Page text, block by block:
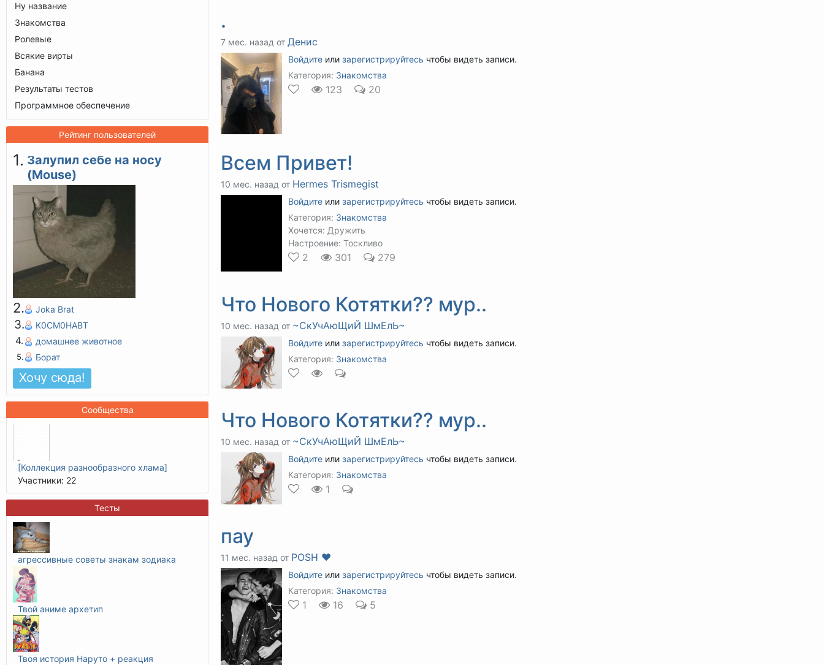
Ну название
Знакомства
Ролевые
Всякие вирты
Банана
Результаты тестов
Программное обеспечение
Рейтинг пользователей
Залупил себе на носу
(Mouse)
Joka Brat
K0CM0HABT
домашнее животное
Борат
Хочу сюда
Сообщества
[Коллекция разнообразного хлама]
Участники: 22
Тесты
агрессивные советы знакам зодиака
Твой аниме архетип
Твоя история Наруто + реакция
.
7 мес. назад от Денис
Войдите или зарегистрируйтесь чтобы видеть записи.
Категория: Знакомства
123 20
Всем Привет!
10 мес. назад от Hermes Trismegist
Войдите или зарегистрируйтесь чтобы видеть записи.
Категория: Знакомства
Хочется: Дружить
Настроение: Тоскливо
2 301 279
Что Нового Котятки?? мур..
10 мес. назад от ~СкУчАюЩиЙ ШмЕлЬ~
Войдите или зарегистрируйтесь чтобы видеть записи.
Категория: Знакомства
Что Нового Котятки?? мур..
10 мес. назад от ~СкУчАюЩиЙ ШмЕлЬ~
Войдите или зарегистрируйтесь чтобы видеть записи.
Категория: Знакомства
1
​​​​​​​​​​​​​​пау
11 мес. назад от POSH ❤️
Войдите или зарегистрируйтесь чтобы видеть записи.
Категория: Знакомства
1 16 5